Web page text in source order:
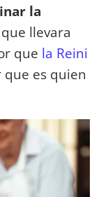
la
llevara
que la Reini
es quien